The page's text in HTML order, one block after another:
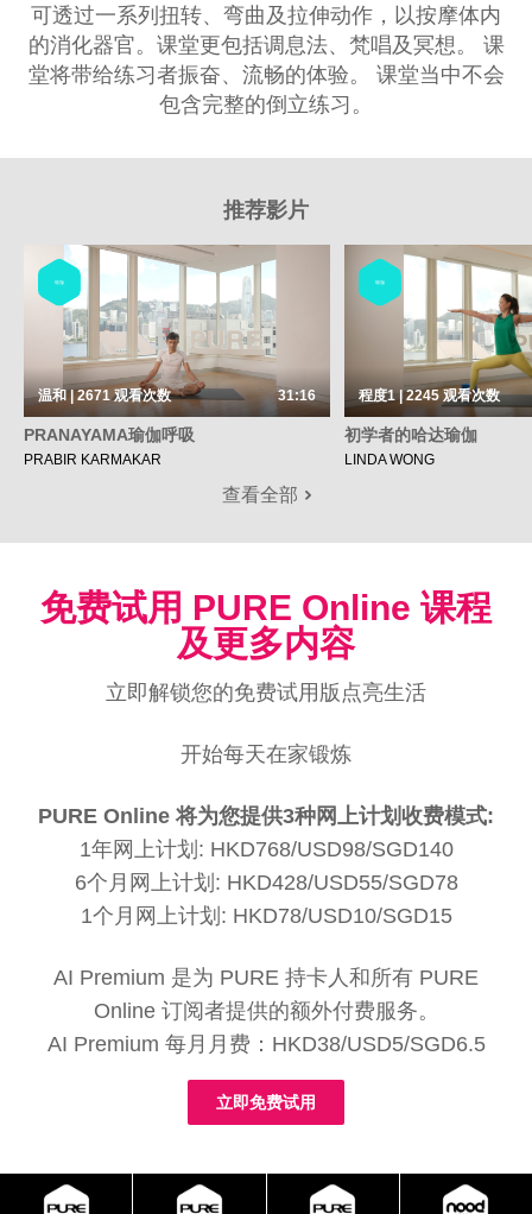
可透过一系列扭转、弯曲及拉伸动作，以按摩体内
的消化器官。课堂更包括调息法、梵唱及冥想。 课
堂将带给练习者振奋、流畅的体验。 课堂当中不会
包含完整的倒立练习。
推荐影片
瑜伽
温和 | 2671观看次数 31:16
PRANAYAMA瑜伽呼吸
PRABIR KARMAKAR
瑜伽
程度1 | 2245 观看次数
初学者的哈达瑜伽
LINDA WONG
查看全部
免费试用 PURE Online 课程
及更多内容
立即解锁您的免费试用版点亮生活
开始每天在家锻炼
PURE Online 将为您提供3种网上计划收费模式:
1年网上计划: HKD768/USD98/SGD140
6个月网上计划: HKD428/USD55/SGD78
1个月网上计划: HKD78/USD10/SGD15
AI Premium 是为 PURE 持卡人和所有 PURE
Online 订阅者提供的额外付费服务。
AI Premium 每月月费：HKD38/USD5/SGD6.5
立即免费试用